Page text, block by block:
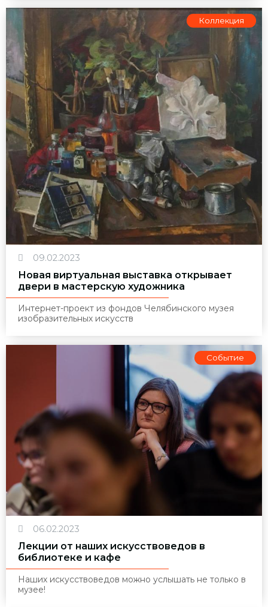
Коллекция
09.02.2023
Новая виртуальная выставка открывает
двери в мастерскую художника
Интернет-проект из фондов Челябинского музея
изобразительных искусств
Событие
06.02.2023
Лекции от наших искусствоведов в
библиотеке и кафе
Наших искусствоведов можно услышать не только в
музее!